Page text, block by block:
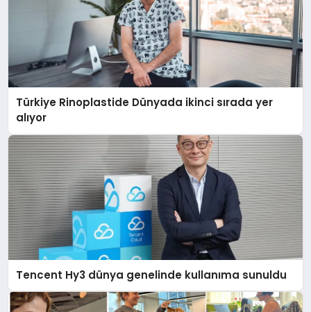
Türkiye Rinoplastide Dünyada ikinci sırada yer
alıyor
Tencent Hy3 dünya genelinde kullanıma sunuldu